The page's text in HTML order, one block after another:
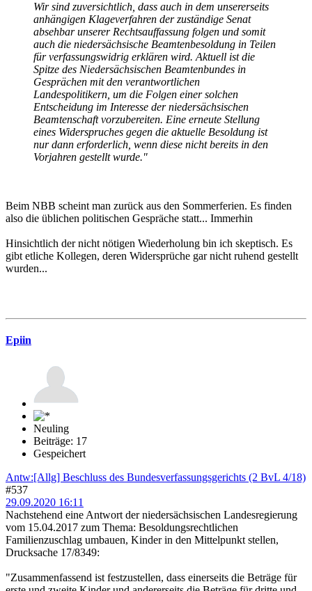
Wir sind zuversichtlich, dass auch in dem unsererseits
anhängigen Klageverfahren der zuständige Senat
absehbar unserer Rechtsauffassung folgen und somit
auch die niedersächsische Beamtenbesoldung in Teilen
für verfassungswidrig erklären wird. Aktuell ist die
Spitze des Niedersächsischen Beamtenbundes in
Gesprächen mit den verantwortlichen
Landespolitikern, um die Folgen einer solchen
Entscheidung im Interesse der niedersächsischen
Beamtenschaft vorzubereiten. Eine erneute Stellung
eines Widerspruches gegen die aktuelle Besoldung ist
nur dann erforderlich, wenn diese nicht bereits in den
Vorjahren gestellt wurde."
Beim NBB scheint man zurück aus den Sommerferien. Es finden
also die üblichen politischen Gespräche statt... Immerhin
Hinsichtlich der nicht nötigen Wiederholung bin ich skeptisch. Es
gibt etliche Kollegen, deren Widersprüche gar nicht ruhend gestellt
wurden...
Epiin
Neuling
Beiträge: 17
Gespeichert
Antw:[Allg] Beschluss des Bundesverfassungsgerichts (2 BvL 4/18)
#537
29.09.2020 16:11
Nachstehend eine Antwort der niedersächsischen Landesregierung
vom 15.04.2017 zum Thema: Besoldungsrechtlichen
Familienzuschlag umbauen, Kinder in den Mittelpunkt stellen,
Drucksache 17/8349:
"Zusammenfassend ist festzustellen, dass einerseits die Beträge für